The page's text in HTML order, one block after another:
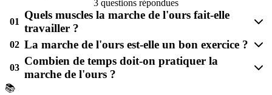
3 questions répondues
01
Quels muscles la marche de l'ours fait-elle
travailler ?
02 La marche de l'ours est-elle un bon exercice ?
03
Combien de temps doit-on pratiquer la
marche de l'ours ?
📚